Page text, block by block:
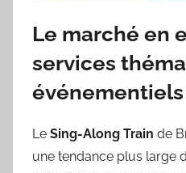
Le marché en
services
événementiels
Le Sing-Along Train de
une tendance plus large